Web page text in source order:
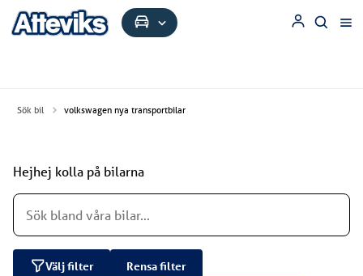
Sök bil volkswagen nya transportbilar
Hejhej kolla på bilarna
Välj filter
Rensa filter